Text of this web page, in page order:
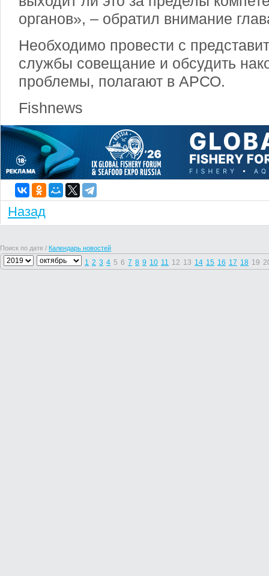
органов», – обратил внимание
Необходимо провести с
службы совещание и обсудить
проблемы, полагают в АРСО.
Fishnews
Назад
Поиск по дате / Календарь новостей
1 2 3 4 5 6 7 8 9 10 11 12 13 14 15 16 17 18 19